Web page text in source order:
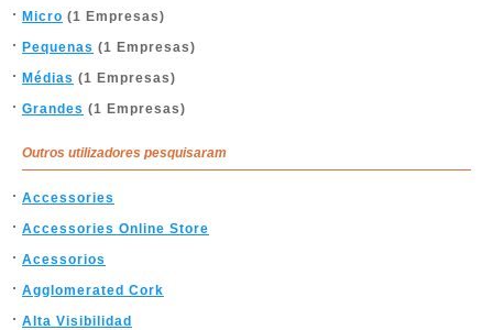
Micro (1 Empresas)
Pequenas (1 Empresas)
Médias (1 Empresas)
Grandes (1 Empresas)
Outros utilizadores pesquisaram
Accessories
Accessories Online Store
Acessorios
Agglomerated Cork
Alta Visibilidad